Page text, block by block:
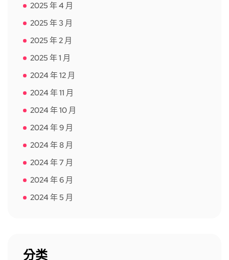
2025 年 4 月
2025 年 3 月
2025 年 2 月
2025 年 1 月
2024 年 12 月
2024 年 11 月
2024 年 10 月
2024 年 9 月
2024 年 8 月
2024 年 7 月
2024 年 6 月
2024 年 5 月
分类